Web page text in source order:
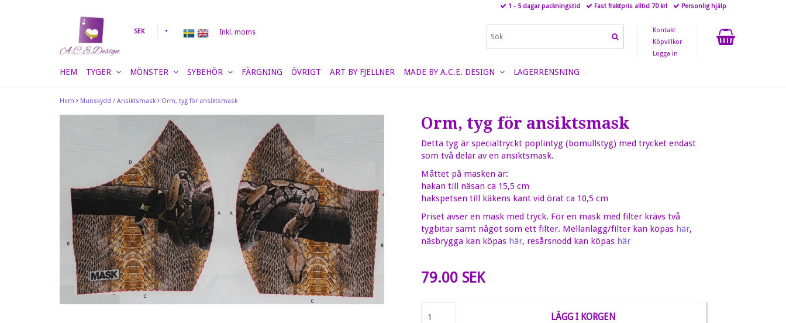
Hem Munskydd / Ansiktsmask Orm, tyg för ansiktsmask
Orm, tyg för ansiktsmask
Detta tyg är specialtryckt poplintyg (bomullstyg) med trycket endast
som två delar av en ansiktsmask.
Måttet på masken är:
hakan till näsan ca 15,5 cm
hakspetsen till käkens kant vid örat ca 10,5 cm
Priset avser en mask med tryck. För en mask med filter krävs två
tygbitar samt något som ett filter. Mellanlägg/filter kan köpas här,
näsbrygga kan köpas här, resårsnodd kan köpas här
79.00 SEK
LÄGG I KORGEN
SEK Inkl. moms
1 - 5 dagar packningstid Fast fraktpris alltid 70 kr! Personlig hjälp
Kontakt
Köpvillkor
Logga in
HEM TYGER MÖNSTER SYBEHÖR FÄRGNING ÖVRIGT ART BY FJELLNER MADE BY A.C.E. DESIGN LAGERRENSNING